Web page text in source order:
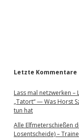
Letzte Kommentare
Lass mal netzwerken
„Tatort“ — Was Horst
tun hat
Alle Elfmeterschießen
Losentscheide) –